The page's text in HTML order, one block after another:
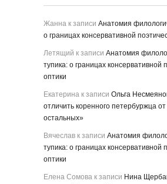
Жанна к записи Анатомия
о границах консервативной
Летящий к записи Анатомия
тупика: о границах консервативной
оптики
Екатерина к записи Ольга
отличить коренного петербуржца от
остальных»
Вячеслав к записи Анатомия
тупика: о границах консервативной
оптики
Елена Сомова к записи Нина